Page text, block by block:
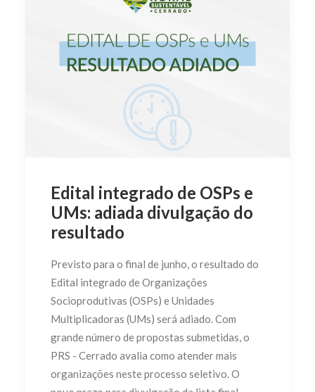
Edital integrado de OSPs e
UMs: adiada divulgação do
resultado
Previsto para o final de junho, o resultado do
Edital integrado de Organizações
Socioprodutivas (OSPs) e Unidades
Multiplicadoras (UMs) será adiado. Com
grande número de propostas submetidas, o
PRS - Cerrado avalia como atender mais
organizações neste processo seletivo. O